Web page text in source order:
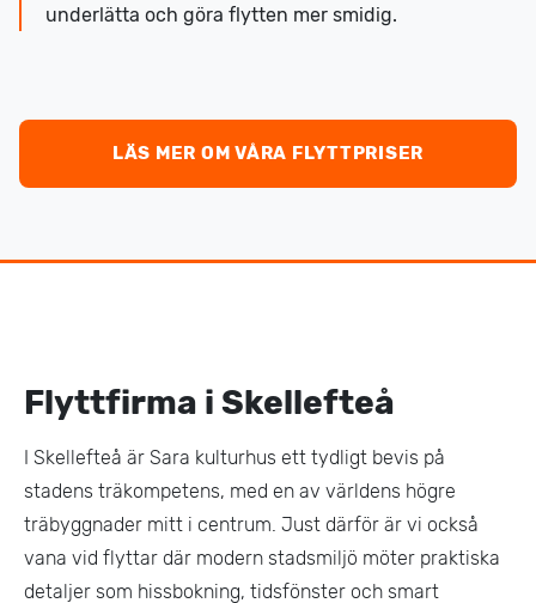
underlätta och göra flytten mer smidig.
LÄS MER OM VÅRA FLYTTPRISER
Flyttfirma i Skellefteå
I Skellefteå är Sara kulturhus ett tydligt bevis på
stadens träkompetens, med en av världens högre
träbyggnader mitt i centrum. Just därför är vi också
vana vid flyttar där modern stadsmiljö möter praktiska
detaljer som hissbokning, tidsfönster och smart